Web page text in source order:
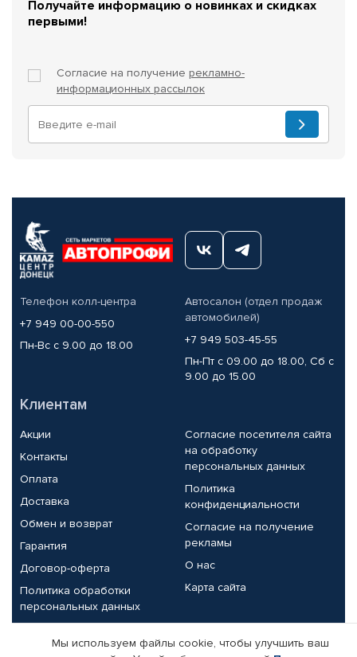
Получайте информацию о новинках и скидках
первыми!
Согласие на получение рекламно-
информационных рассылок
Телефон колл-центра
+7 949 00-00-550
Пн-Вс с 9.00 до 18.00
Автосалон (отдел продаж
автомобилей)
+7 949 503-45-55
Пн-Пт с 09.00 до 18.00, Сб с
9.00 до 15.00
Клиентам
Акции
Контакты
Оплата
Доставка
Обмен и возврат
Гарантия
Договор-оферта
Политика обработки
персональных данных
Согласие посетителя сайта
на обработку
персональных данных
Политика
конфиденциальности
Согласие на получение
рекламы
О нас
Карта сайта
Партнерам
Мы используем файлы cookie, чтобы улучшить ваш